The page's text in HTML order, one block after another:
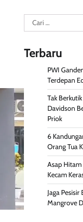
Cari
untuk:
Terbaru
PWI
Terdepan
Tak
Davidson
Priok
6
Orang Tua
Asap Hitam
Kecam
Jaga
Mangrove